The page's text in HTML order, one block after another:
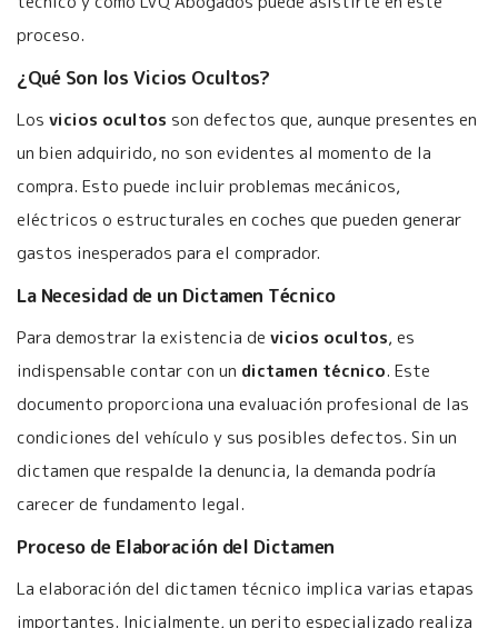
proceso.
¿Qué Son los Vicios Ocultos?
Los vicios ocultos son defectos que, aunque presentes en
un bien adquirido, no son evidentes al momento de la
compra. Esto puede incluir problemas mecánicos,
eléctricos o estructurales en coches que pueden generar
gastos inesperados para el comprador.
La Necesidad de un Dictamen Técnico
Para demostrar la existencia de vicios ocultos, es
indispensable contar con un dictamen técnico. Este
documento proporciona una evaluación profesional de las
condiciones del vehículo y sus posibles defectos. Sin un
dictamen que respalde la denuncia, la demanda podría
carecer de fundamento legal.
Proceso de Elaboración del Dictamen
La elaboración del dictamen técnico implica varias etapas
importantes. Inicialmente, un perito especializado realiza